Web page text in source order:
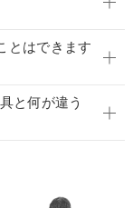
とはできます
と何が違う